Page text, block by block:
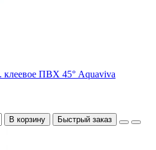
клеевое ПВХ 45° Aquaviva
В корзину Быстрый заказ